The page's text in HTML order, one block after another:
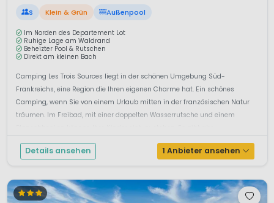
S Klein & Grün Außenpool
Im Norden des Departement Lot
Ruhige Lage am Waldrand
Beheizter Pool & Rutschen
Direkt am kleinen Bach
Camping Les Trois Sources liegt in der schönen Umgebung Süd-
Frankreichs, eine Region die Ihren eigenen Charme hat. Ein schönes
Camping, wenn Sie von einem Urlaub mitten in der französischen Natur
träumen. Im Freibad, mit einer doppelten Wasserrutsche und einem
Details ansehen 1 Anbieter ansehen